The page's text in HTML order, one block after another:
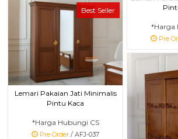
*Harga
Pre
Best Seller
Lemari Pakaian Jati Minimalis
Pintu Kaca
*Harga Hubungi CS
Pre Order / AFJ-037